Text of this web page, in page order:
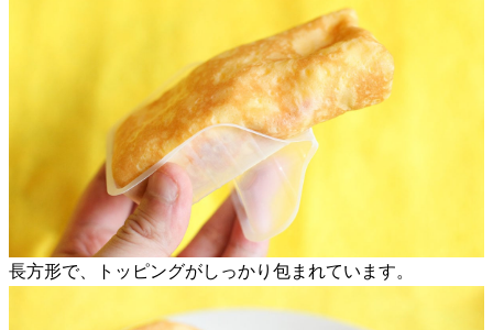
長方形で、トッピングがしっかり包まれています。